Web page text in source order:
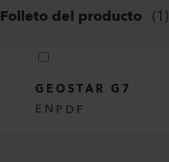
Folleto del producto (1)
GEOSTAR G7
EN PDF